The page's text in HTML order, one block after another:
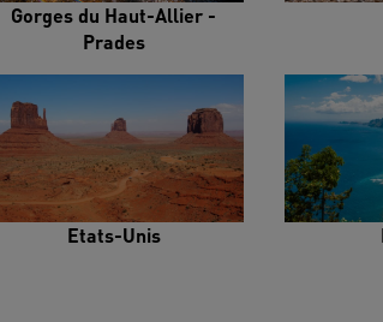
Gorges du Haut-Allier -
Prades
Etats-Unis